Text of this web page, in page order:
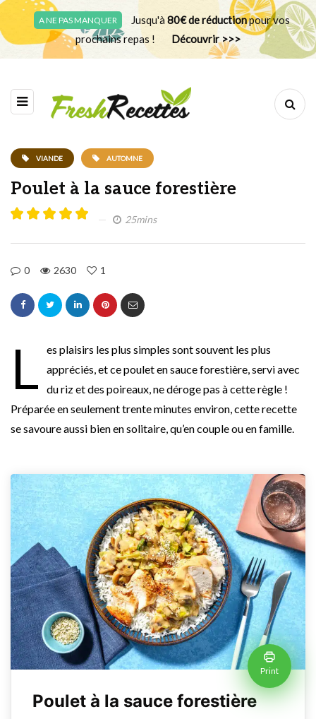
A NE PAS MANQUER Jusqu'à80€ de réductionpour vos
prochains repas !
Découvrir >>>
VIANDE AUTOMNE
Poulet à la sauce forestière
25mins
0 2630 1
L
es plaisirs les plus simples sont souvent les plus
appréciés, et ce poulet en sauce forestière, servi avec
du riz et des poireaux, ne déroge pas à cette règle !
Préparée en seulement trente minutes environ, cette recette
se savoure aussi bien en solitaire, qu’en couple ou en famille.
Print
Poulet à la sauce forestière